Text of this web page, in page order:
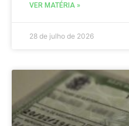
VER MATÉRIA »
28 de julho de 2026